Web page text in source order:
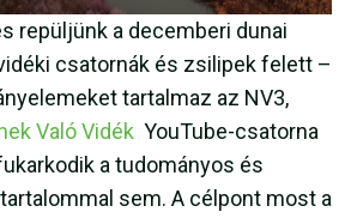
repüljünk a decemberi dunai
csatornák és zsilipek felett –
tartalmaz az NV3,
Való Vidék YouTube-csatorna
a tudományos és
sem. A célpont most a